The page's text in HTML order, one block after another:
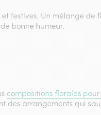
et festives. Un mélange de
bonne humeur.
compositions florales
des arrangements qui